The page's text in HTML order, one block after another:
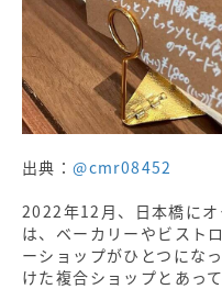
出典：@cmr08452
2022年12月、日本橋にオ
は、ベーカリーやビスト
ーショップがひとつにな
けた複合ショップとあっ